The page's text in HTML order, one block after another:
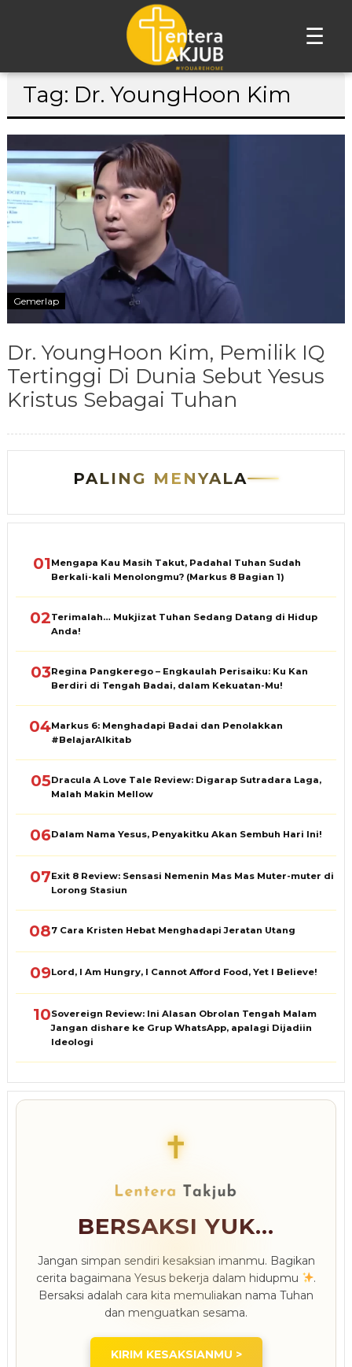
☰
Lompat
Tag: Dr. YoungHoon Kim
Gemerlap
Dr. YoungHoon Kim, Pemilik IQ
Tertinggi Di Dunia Sebut Yesus
Kristus Sebagai Tuhan
PALING MENYALA
01Mengapa Kau Masih Takut, Padahal Tuhan Sudah
Berkali-kali Menolongmu? (Markus 8 Bagian 1)
02Terimalah… Mukjizat Tuhan Sedang Datang di Hidup
Anda!
03Regina Pangkerego – Engkaulah Perisaiku: Ku Kan
Berdiri di Tengah Badai, dalam Kekuatan-Mu!
04Markus 6: Menghadapi Badai dan Penolakkan
#BelajarAlkitab
05Dracula A Love Tale Review: Digarap Sutradara Laga,
Malah Makin Mellow
06Dalam Nama Yesus, Penyakitku Akan Sembuh Hari Ini!
07Exit 8 Review: Sensasi Nemenin Mas Mas Muter-muter di
Lorong Stasiun
087 Cara Kristen Hebat Menghadapi Jeratan Utang
09Lord, I Am Hungry, I Cannot Afford Food, Yet I Believe!
10Sovereign Review: Ini Alasan Obrolan Tengah Malam
Jangan dishare ke Grup WhatsApp, apalagi Dijadiin
Ideologi
✝
BERSAKSI YUK...
Jangan simpan sendiri kesaksian imanmu. Bagikan
cerita bagaimana Yesus bekerja dalam hidupmu
.
Bersaksi adalah cara kita memuliakan nama Tuhan
dan menguatkan sesama.
KIRIM KESAKSIANMU >